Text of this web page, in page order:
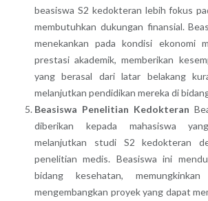
beasiswa S2 kedokteran lebih fokus
membutuhkan dukungan finansial.
menekankan pada kondisi ekonomi
prestasi akademik, memberikan
yang berasal dari latar belakang
melanjutkan pendidikan mereka di
Beasiswa Penelitian Kedokteran
diberikan kepada mahasiswa
melanjutkan studi S2 kedokteran
penelitian medis. Beasiswa ini
bidang kesehatan,
mengembangkan proyek yang dapat